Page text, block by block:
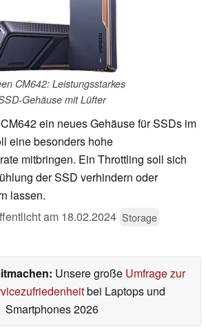
CM642: Leistungsstarkes
Gehäuse mit Lüfter
ein neues Gehäuse für SSDs im
eine besonders hohe
mitbringen. Ein Throttling soll sich
der SSD verhindern oder
lassen.
am 18.02.2024 Storage
Unsere große Umfrage zur
bei Laptops und
Smartphones 2026